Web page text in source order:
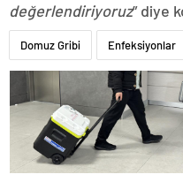
değerlendiriyoruz” diye
Domuz Gribi Enfeksiyonlar